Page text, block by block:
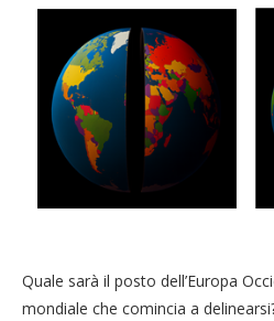
Quale sarà il posto dell’Europa
mondiale che comincia a